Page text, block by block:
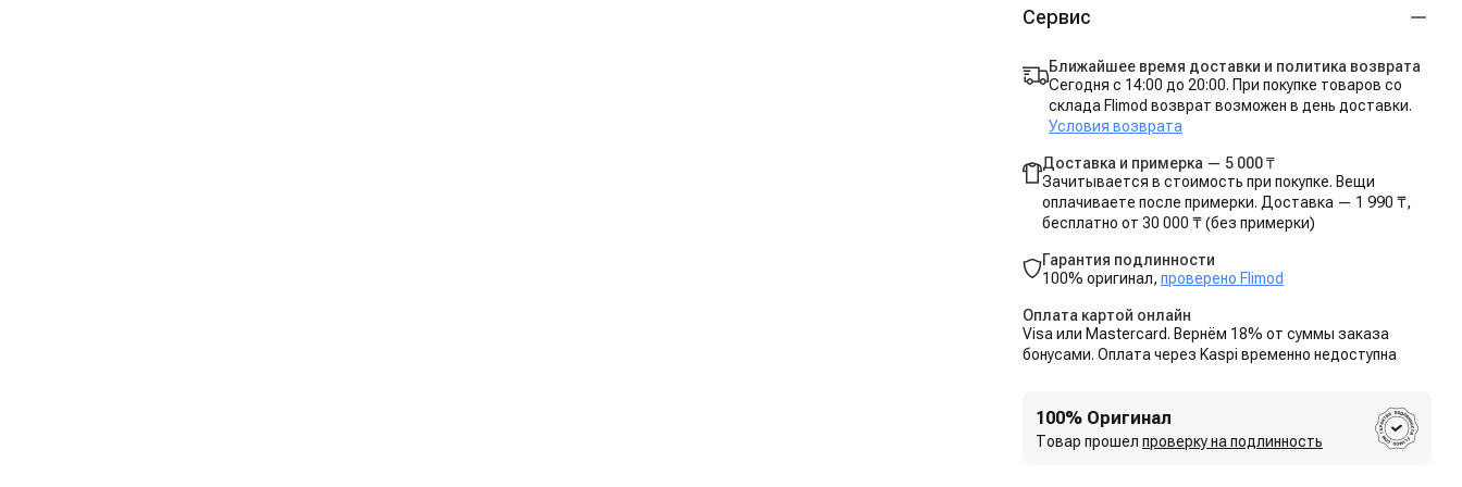
Сервис
Ближайшее время доставки и политика возврата
Сегодня с 14:00 до 20:00. При покупке товаров со
склада Flimod возврат возможен в день доставки.
Условия возврата
Доставка и примерка — 5 000 ₸
Зачитывается в стоимость при покупке. Вещи
оплачиваете после примерки. Доставка — 1 990 ₸,
бесплатно от 30 000 ₸ (без примерки)
Гарантия подлинности
100% оригинал, проверено Flimod
Оплата картой онлайн
Visa или Mastercard. Вернём 18% от суммы заказа
бонусами. Оплата через Kaspi временно недоступна
100% Оригинал
Товар прошел проверку на подлинность